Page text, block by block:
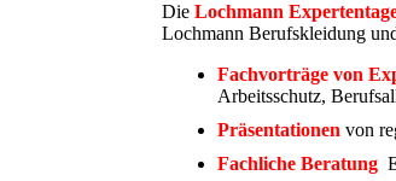
DieLochmann
Lochmann Berufskleidung
Fachvorträge von
Arbeitsschutz,
Präsentationen von
Fachliche Beratung